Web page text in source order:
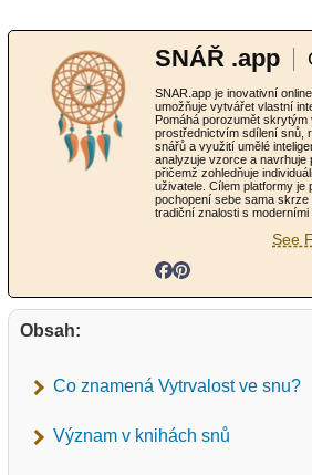
SNÁŘ .app
SNAR.app je inovativní
umožňuje vytvářet vlastní
Pomáhá porozumět
prostřednictvím sdílení snů,
snářů a využití umělé
analyzuje vzorce a navrhuje
přičemž zohledňuje
uživatele. Cílem platformy je
pochopení sebe sama
tradiční znalosti s moderními
See
Obsah:
Co znamená Vytrvalost ve snu?
Význam v knihách snů